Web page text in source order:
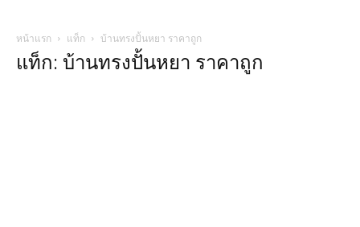
หน้าแรก แท็ก บ้านทรงปั้นหยา ราคาถูก
แท็ก: บ้านทรงปั้นหยา ราคาถูก